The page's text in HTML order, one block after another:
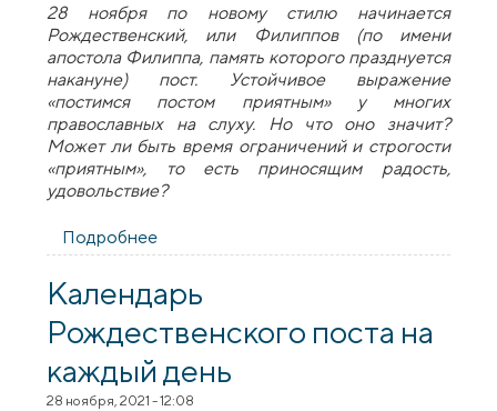
28 ноября по новому стилю начинается
Рождественский, или Филиппов (по имени
апостола Филиппа, память которого празднуется
накануне) пост. Устойчивое выражение
«постимся постом приятным» у многих
православных на слуху. Но что оно значит?
Может ли быть время ограничений и строгости
«приятным», то есть приносящим радость,
удовольствие?
Подробнее
прошел в приходе иконы Божией
Гродно
Календарь
Рождественского поста на
каждый день
28 ноября, 2021 - 12:08